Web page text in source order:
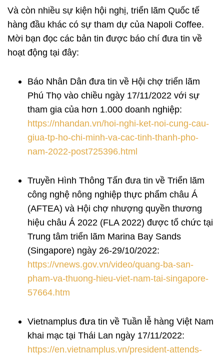
Và còn nhiều sự kiện hội nghị, triển lãm Quốc tế
hàng đầu khác có sự tham dự của Napoli Coffee.
Mời bạn đọc các bản tin được báo chí đưa tin về
hoạt động tại đây:
Báo Nhân Dân đưa tin về Hội chợ triển lãm
Phú Thọ vào chiều ngày 17/11/2022 với sự
tham gia của hơn 1.000 doanh nghiệp:
https://nhandan.vn/hoi-nghi-ket-noi-cung-cau-
giua-tp-ho-chi-minh-va-cac-tinh-thanh-pho-
nam-2022-post725396.html
Truyền Hình Thông Tấn đưa tin về Triển lãm
công nghệ nông nghiệp thực phẩm châu Á
(AFTEA) và Hội chợ nhượng quyền thương
hiệu châu Á 2022 (FLA 2022) được tổ chức tại
Trung tâm triển lãm Marina Bay Sands
(Singapore) ngày 26-29/10/2022:
https://vnews.gov.vn/video/quang-ba-san-
pham-va-thuong-hieu-viet-nam-tai-singapore-
57664.htm
Vietnamplus đưa tin về Tuần lễ hàng Việt Nam
khai mạc tại Thái Lan ngày 17/11/2022:
https://en.vietnamplus.vn/president-attends-